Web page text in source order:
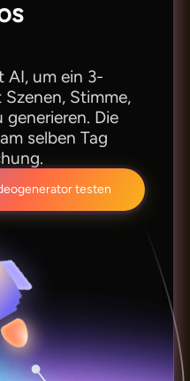
AI, um ein 3-
Stimme,
Die
selben Tag
testen